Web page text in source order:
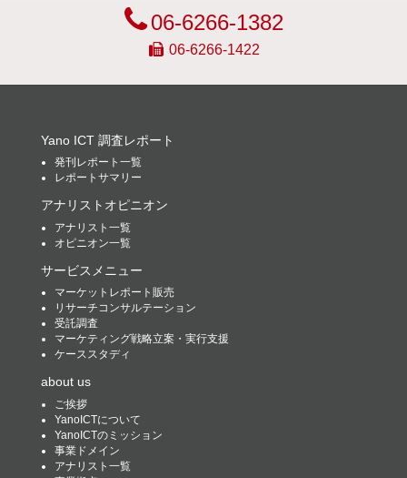
06-6266-1382
06-6266-1422
Yano ICT 調査レポート
発刊レポート一覧
レポートサマリー
アナリストオピニオン
アナリスト一覧
オピニオン一覧
サービスメニュー
マーケットレポート販売
リサーチコンサルテーション
受託調査
マーケティング戦略立案・実行支援
ケーススタディ
about us
ご挨拶
YanoICTについて
YanoICTのミッション
事業ドメイン
アナリスト一覧